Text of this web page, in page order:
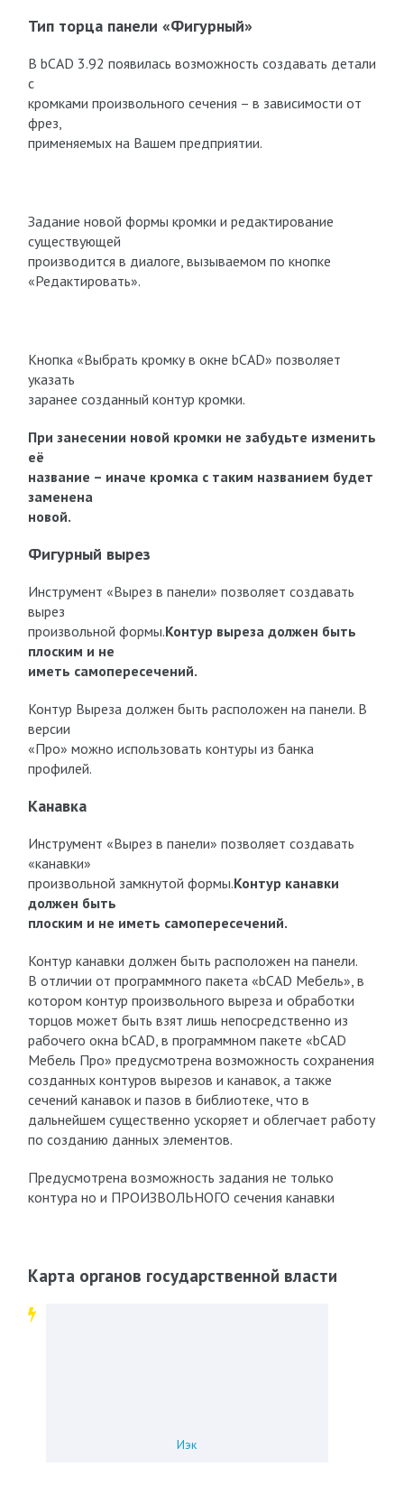
Тип торца панели «Фигурный»
В bCAD 3.92 появилась возможность создавать детали
с
кромками произвольного сечения – в зависимости от
фрез,
применяемых на Вашем предприятии.
Задание новой формы кромки и редактирование
существующей
производится в диалоге, вызываемом по кнопке
«Редактировать».
Кнопка «Выбрать кромку в окне bCAD» позволяет
указать
заранее созданный контур кромки.
При занесении новой кромки не забудьте изменить
её
название – иначе кромка с таким названием будет
заменена
новой.
Фигурный вырез
Инструмент «Вырез в панели» позволяет создавать
вырез
произвольной формы.Контур выреза должен быть
плоским и не
иметь самопересечений.
Контур Выреза должен быть расположен на панели. В
версии
«Про» можно использовать контуры из банка
профилей.
Канавка
Инструмент «Вырез в панели» позволяет создавать
«канавки»
произвольной замкнутой формы.Контур канавки
должен быть
плоским и не иметь самопересечений.
Контур канавки должен быть расположен на панели.
В отличии от программного пакета «bCAD Мебель», в
котором контур произвольного выреза и обработки
торцов может быть взят лишь непосредственно из
рабочего окна bCAD, в программном пакете «bCAD
Мебель Про» предусмотрена возможность сохранения
созданных контуров вырезов и канавок, а также
сечений канавок и пазов в библиотеке, что в
дальнейшем существенно ускоряет и облегчает работу
по созданию данных элементов.
Предусмотрена возможность задания не только
контура но и ПРОИЗВОЛЬНОГО сечения канавки
Карта органов государственной власти
Иэк